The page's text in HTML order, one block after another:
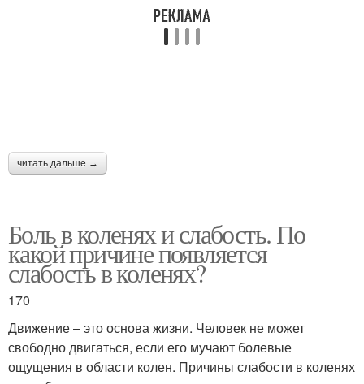
читать дальше →
Боль в коленях и слабость. По
какой причине появляется
слабость в коленях?
170
Движение – это основа жизни. Человек не может
свободно двигаться, если его мучают болевые
ощущения в области колен. Причины слабости в коленях